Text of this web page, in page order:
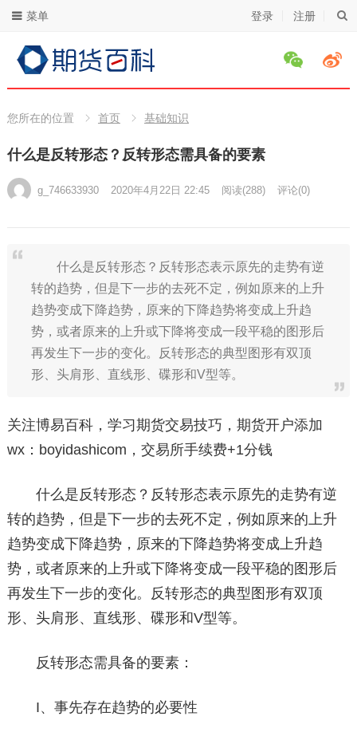
登录 注册
菜单
您所在的位置 首页 基础知识
什么是反转形态？反转形态需具备的要素
g_746633930 2020年4月22日 22:45 阅读(288) 评论(0)
什么是反转形态？反转形态表示原先的走势有逆
转的趋势，但是下一步的去死不定，例如原来的上升
趋势变成下降趋势，原来的下降趋势将变成上升趋
势，或者原来的上升或下降将变成一段平稳的图形后
再发生下一步的变化。反转形态的典型图形有双顶
形、头肩形、直线形、碟形和V型等。
关注博易百科，学习期货交易技巧，期货开户添加
wx：boyidashicom，交易所手续费+1分钱
什么是反转形态？反转形态表示原先的走势有逆
转的趋势，但是下一步的去死不定，例如原来的上升
趋势变成下降趋势，原来的下降趋势将变成上升趋
势，或者原来的上升或下降将变成一段平稳的图形后
再发生下一步的变化。反转形态的典型图形有双顶
形、头肩形、直线形、碟形和V型等。
反转形态需具备的要素：
I、事先存在趋势的必要性